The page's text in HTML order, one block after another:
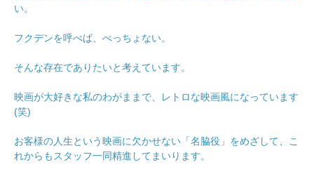
い。
フクデンを呼べば、べっちょない。
そんな存在でありたいと考えています。
映画が大好きな私のわがままで、レトロな映画風になっています
(笑)
お客様の人生という映画に欠かせない「名脇役」をめざして、こ
れからもスタッフ一同精進してまいります。